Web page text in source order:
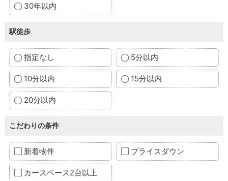
30年以内
駅徒歩
指定なし 5分以内
10分以内 15分以内
20分以内
こだわりの条件
新着物件 プライスダウン
カースペース2台以上